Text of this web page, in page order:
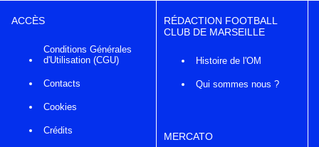
ACCÈS
Conditions Générales
d'Utilisation (CGU)
Contacts
Cookies
Crédits
RÉDACTION FOOTBALL
CLUB DE MARSEILLE
Histoire de l'OM
Qui sommes nous ?
MERCATO